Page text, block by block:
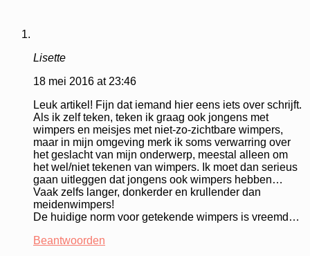
Lisette
18 mei 2016 at 23:46
Leuk artikel! Fijn dat iemand hier eens iets over schrijft.
Als ik zelf teken, teken ik graag ook jongens met
wimpers en meisjes met niet-zo-zichtbare wimpers,
maar in mijn omgeving merk ik soms verwarring over
het geslacht van mijn onderwerp, meestal alleen om
het wel/niet tekenen van wimpers. Ik moet dan serieus
gaan uitleggen dat jongens ook wimpers hebben…
Vaak zelfs langer, donkerder en krullender dan
meidenwimpers!
De huidige norm voor getekende wimpers is vreemd…
Beantwoorden